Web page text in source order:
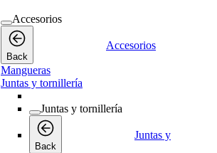
Accesorios
Back
Accesorios
Mangueras
Juntas y tornillería
Juntas y tornillería
Back
Juntas y